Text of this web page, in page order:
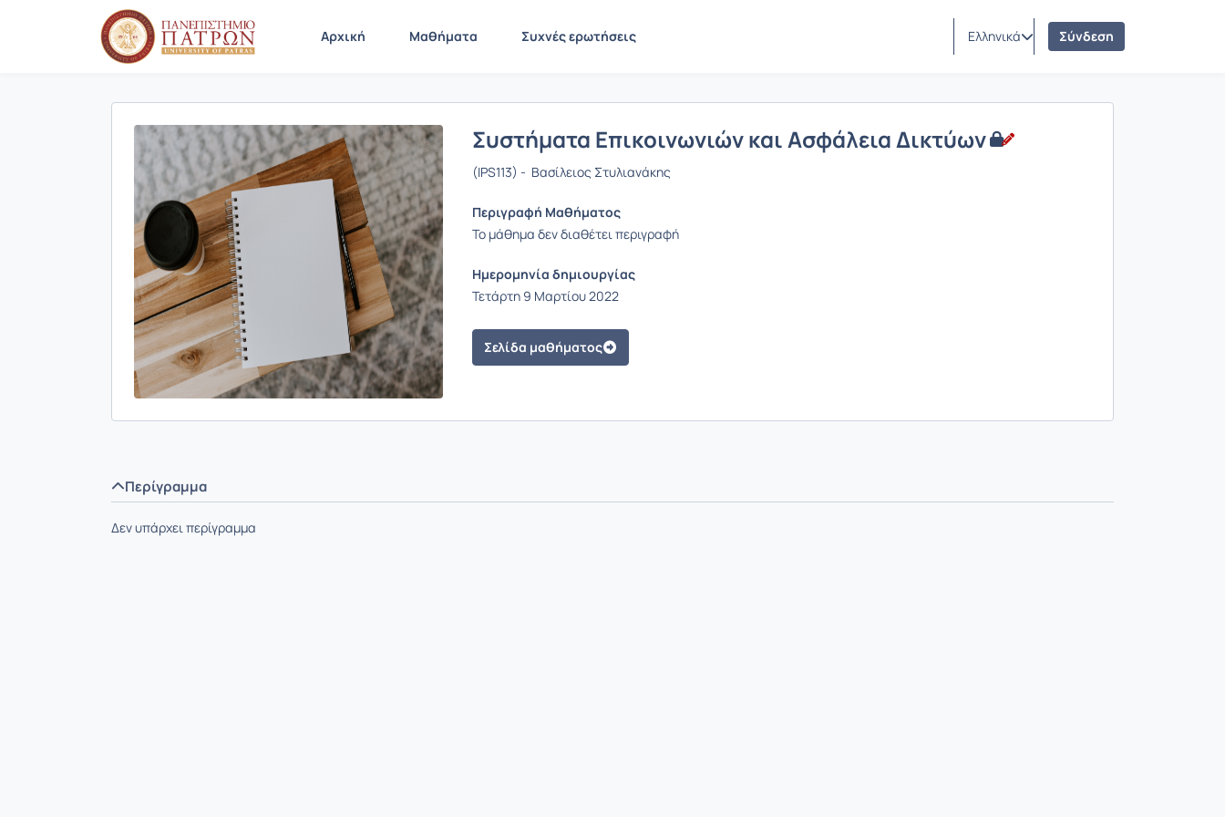
Αρχική Μαθήματα Συχνές ερωτήσεις Ελληνικά Σύνδεση
Παρουσίαση/Προβολή
Συστήματα Επικοινωνιών και Ασφάλεια Δικτύων
(IPS113) - Βασίλειος Στυλιανάκης
Περιγραφή Μαθήματος
Το μάθημα δεν διαθέτει περιγραφή
Ημερομηνία δημιουργίας
Τετάρτη 9 Μαρτίου 2022
Σελίδα μαθήματος
Περίγραμμα
Δεν υπάρχει περίγραμμα